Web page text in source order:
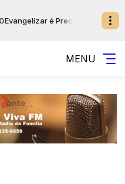
Evangelizar é Preciso com Pe.
MENU